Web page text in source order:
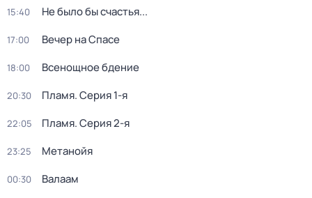
15:40 Не было бы счастья...
17:00 Вечер на Спасе
18:00 Всенощное бдение
20:30 Пламя. Серия 1-я
22:05 Пламя. Серия 2-я
23:25 Метанойя
00:30 Валаам